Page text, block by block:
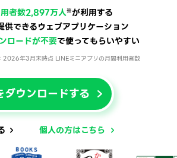
者数2,897万人※が利用する
供できるウェブアプリケーション
ロードが不要で使ってもらいやすい
2026年3月末時点 LINEミニアプリの月間利用者数
ダウンロードする
個人の方はこちら